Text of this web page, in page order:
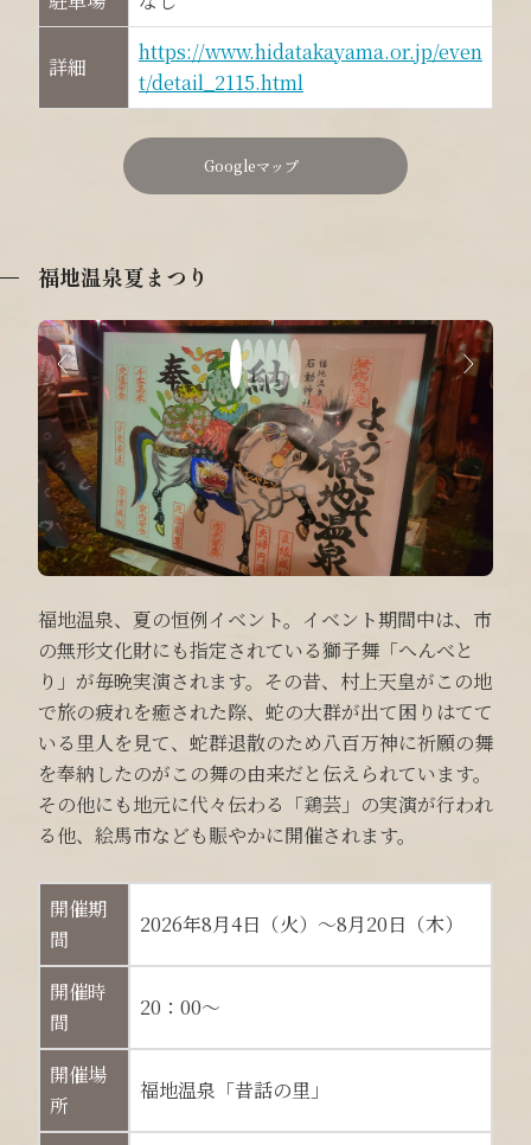
詳細
https://www.hidatakayama.or.jp/even
t/detail_2115.html
Googleマップ
福地温泉夏まつり
福地温泉、夏の恒例イベント。イベント期間中は、市
の無形文化財にも指定されている獅子舞「へんべと
り」が毎晩実演されます。その昔、村上天皇がこの地
で旅の疲れを癒された際、蛇の大群が出て困りはてて
いる里人を見て、蛇群退散のため八百万神に祈願の舞
を奉納したのがこの舞の由来だと伝えられています。
その他にも地元に代々伝わる「鶏芸」の実演が行われ
る他、絵馬市なども賑やかに開催されます。
開催期
間
2026年8月4日（火）～8月20日（木）
開催時
間
20：00～
開催場
所
福地温泉「昔話の里」